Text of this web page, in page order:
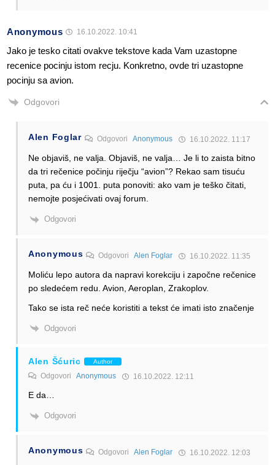
Anonymous 16.10.2022. 10:41
Jako je tesko citati ovakve tekstove kada Vam uzastopne
recenice pocinju istom recju. Konkretno, ovde tri uzastopne
pocinju sa avion.
Odgovori
Alen Foglar Odgovori Anonymous 16.10.2022. 11:17
Ne objaviš, ne valja. Objaviš, ne valja… Je li to zaista bitno
da tri rečenice počinju riječju “avion”? Rekao sam tisuću
puta, pa ću i 1001. puta ponoviti: ako vam je teško čitati,
nemojte posjećivati ovaj forum.
Odgovori
Anonymous OdgovoriAlen Foglar 16.10.2022. 11:35
Moliću lepo autora da napravi korekciju i započne rečenice
po sledećem redu. Avion, Aeroplan, Zrakoplov.
Tako se ista reč neće koristiti a tekst će imati isto značenje
Odgovori
Alen Šćuric Author
Odgovori Anonymous 16.10.2022. 12:11
E da…
Odgovori
Anonymous OdgovoriAlen Foglar 16.10.2022. 12:03